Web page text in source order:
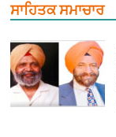
ਸਾਹਿਤਕ ਸਮਾਚਾਰ